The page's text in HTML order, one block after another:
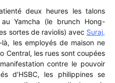
deux heures les talons
Yamcha (le brunch Hong-
sortes de raviolis) avec Suraj,
les employés de maison ne
Central, les rues sont coupées
contre le pouvoir
d’HSBC, les philippines se